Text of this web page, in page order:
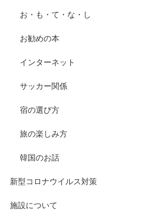
お・も・て・な・し
お勧めの本
インターネット
サッカー関係
宿の選び方
旅の楽しみ方
韓国のお話
新型コロナウイルス対策
施設について